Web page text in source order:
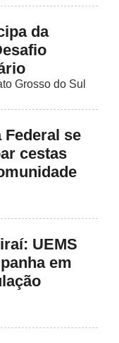
da
Grosso do Sul
Federal se
cestas
UEMS
em